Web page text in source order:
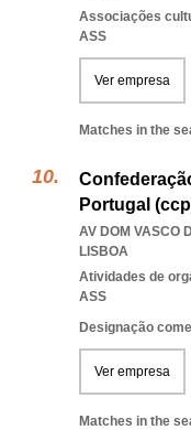
Associações
ASS
Ver empresa
Matches in the
Portugal
AV DOM VASCO
LISBOA
Atividades de
ASS
Designação
Ver empresa
Matches in the